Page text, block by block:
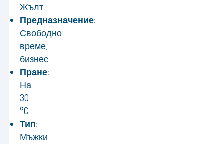
Жълт
Предназначение:
Свободно
време,
бизнес
Пране:
На
30
°C
Тип:
Мъжки